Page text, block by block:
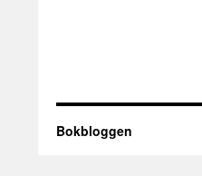
Bokbloggen